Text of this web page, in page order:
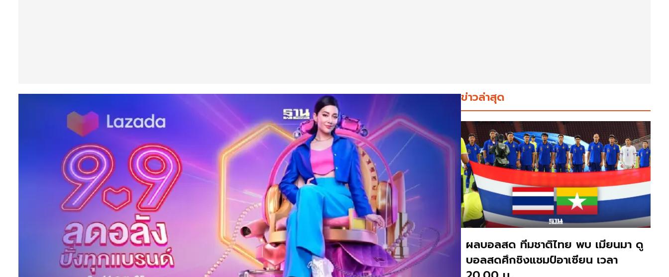
ข่าวล่าสุด
ผลบอลสด ทีมชาติไทย พบ เมียนมา ดู
บอลสดศึกชิงแชมป์อาเซียน เวลา